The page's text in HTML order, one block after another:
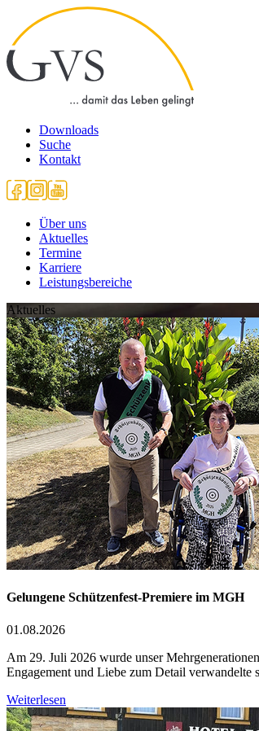
Downloads
Suche
Kontakt
Über uns
Aktuelles
Termine
Karriere
Leistungsbereiche
Aktuelles
Gelungene Schützenfest-Premiere im MGH
01.08.2026
Am 29. Juli 2026 wurde unser
Engagement und Liebe zum Detail
Weiterlesen